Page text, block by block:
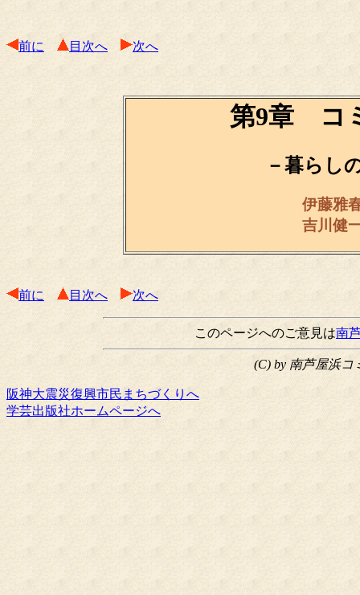
前に 目次へ 次へ
第9章 コ
－暮らし
伊藤雅
吉川健
前に 目次へ 次へ
このページへのご意見は南
(C) by 南芦屋浜
阪神大震災復興市民まちづくりへ
学芸出版社ホームページへ